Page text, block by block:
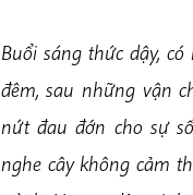
Buổi sáng thức dậy,
đêm, sau những vận
nứt đau đớn cho sự
nghe cây không cảm